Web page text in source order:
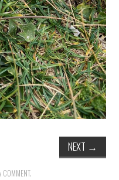
NEXT →
COMMENT.